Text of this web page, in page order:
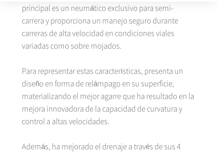
principal es un neumático exclusivo para semi-
carrera y proporciona un manejo seguro durante
carreras de alta velocidad en condiciones viales
variadas como sobre mojados.
Para representar estas características, presenta un
diseño en forma de relámpago en su superficie,
materializando el mejor agarre que ha resultado en la
mejora innovadora de la capacidad de curvatura y
control a altas velocidades.
Además, ha mejorado el drenaje a través de sus 4